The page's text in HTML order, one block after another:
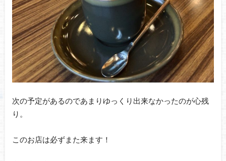
次の予定があるのであまりゆっくり出来なかったのが心残
り。
このお店は必ずまた来ます！